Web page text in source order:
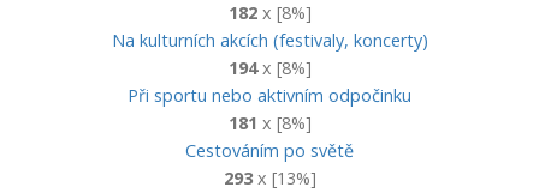
182x [8%]
Na kulturních akcích (festivaly, koncerty)
194x [8%]
Při sportu nebo aktivním odpočinku
181 x [8%]
Cestováním po světě
293x [13%]